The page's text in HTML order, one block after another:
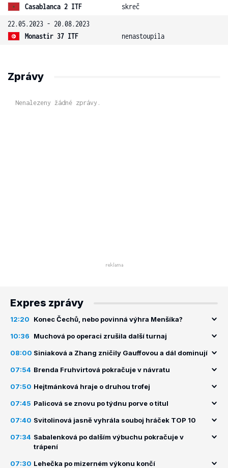
Casablanca 2 ITF
skreč
22.05.2023 - 20.08.2023
Monastir 37 ITF
nenastoupila
Zprávy
Nenalezeny žádné zprávy.
Expres zprávy
12:20 Konec Čechů, nebo povinná výhra Menšíka?
10:36 Muchová po operaci zrušila další turnaj
08:00 Siniaková a Zhang zničily Gauffovou a dál dominují
07:54 Brenda Fruhvirtová pokračuje v návratu
07:50 Hejtmánková hraje o druhou trofej
07:45 Palicová se znovu po týdnu porve o titul
07:40 Svitolinová jasně vyhrála souboj hráček TOP 10
07:34 Sabalenková po dalším výbuchu pokračuje v
trápení
07:30 Lehečka po mizerném výkonu končí